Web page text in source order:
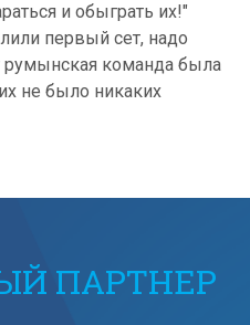
и обыграть их!"
первый сет, надо
румынская команда была
не было никаких
ПАРТНЕР